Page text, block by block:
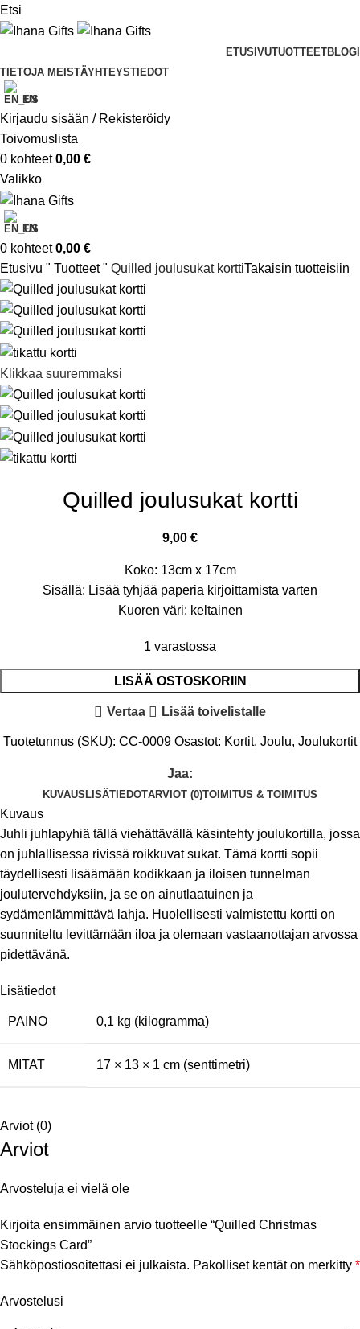
Etsi
ETUSIVUTUOTTEETBLOGI
TIETOJA MEISTÄYHTEYSTIEDOT
EN
Kirjaudu sisään / Rekisteröidy
Toivomuslista
0 kohteet 0,00 €
Valikko
EN
0 kohteet 0,00 €
Etusivu " Tuotteet" Quilled joulusukat korttiTakaisin tuotteisiin
Klikkaa suuremmaksi
Quilled joulusukat kortti
9,00 €
Koko: 13cm x 17cm
Sisällä: Lisää tyhjää paperia kirjoittamista varten
Kuoren väri: keltainen
1 varastossa
LISÄÄ OSTOSKORIIN
Vertaa Lisää toivelistalle
Tuotetunnus (SKU): CC-0009 Osastot: Kortit, Joulu, Joulukortit
Jaa:
KUVAUS LISÄTIEDOTARVIOT (0)TOIMITUS & TOIMITUS
Kuvaus
Juhli juhlapyhiä tällä viehättävällä käsintehty joulukortilla, jossa
on juhlallisessa rivissä roikkuvat sukat. Tämä kortti sopii
täydellisesti lisäämään kodikkaan ja iloisen tunnelman
joulutervehdyksiin, ja se on ainutlaatuinen ja
sydämenlämmittävä lahja. Huolellisesti valmistettu kortti on
suunniteltu levittämään iloa ja olemaan vastaanottajan arvossa
pidettävänä.
Lisätiedot
PAINO 0,1 kg (kilogramma)
MITAT 17 × 13 × 1 cm (senttimetri)
Arviot (0)
Arviot
Arvosteluja ei vielä ole
Kirjoita ensimmäinen arvio tuotteelle “Quilled Christmas
Stockings Card”
Sähköpostiosoitettasi ei julkaista. Pakolliset kentät on merkitty *
Arvostelusi